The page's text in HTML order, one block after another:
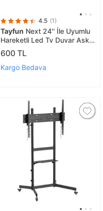
4.5 (1)
Tayfun Next 24'' İle Uyumlu
Hareketli Led Tv Duvar Askı
Aparatı
600 TL
Kargo Bedava